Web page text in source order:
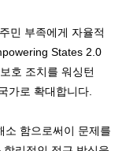
민 부족에게 자율적
States 2.0
호 조치를 워싱턴
가로 확대합니다.
소 함으로써이 문제를